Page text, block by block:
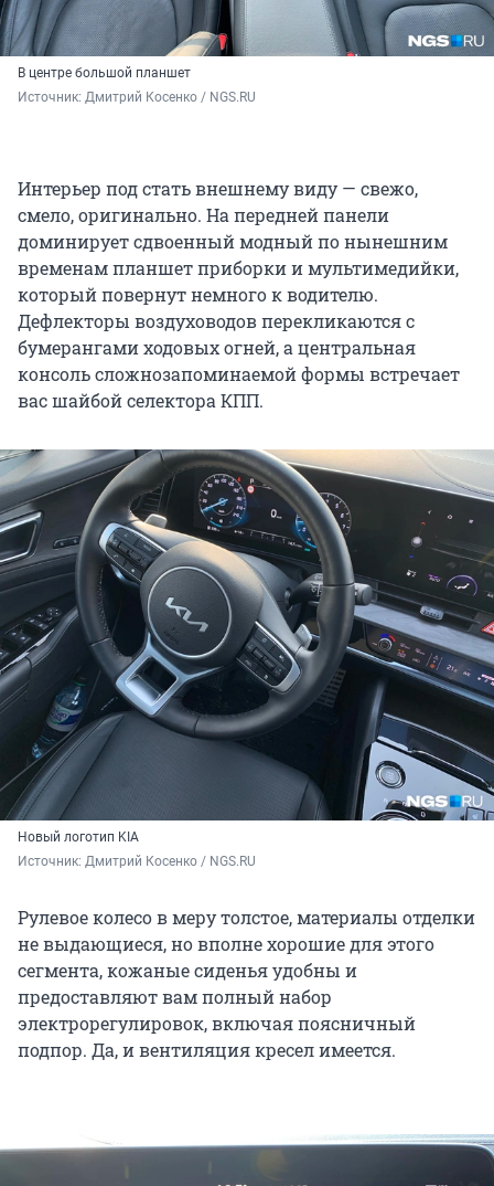
В центре большой планшет
Источник: Дмитрий Косенко / NGS.RU
Интерьер под стать внешнему виду — свежо,
смело, оригинально. На передней панели
доминирует сдвоенный модный по нынешним
временам планшет приборки и мультимедийки,
который повернут немного к водителю.
Дефлекторы воздуховодов перекликаются с
бумерангами ходовых огней, а центральная
консоль сложнозапоминаемой формы встречает
вас шайбой селектора КПП.
Новый логотип KIA
Источник: Дмитрий Косенко / NGS.RU
Рулевое колесо в меру толстое, материалы отделки
не выдающиеся, но вполне хорошие для этого
сегмента, кожаные сиденья удобны и
предоставляют вам полный набор
электрорегулировок, включая поясничный
подпор. Да, и вентиляция кресел имеется.